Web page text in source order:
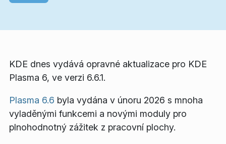
KDE dnes vydává opravné aktualizace pro KDE
Plasma 6, ve verzi 6.6.1.
Plasma 6.6 byla vydána v únoru 2026 s mnoha
vyladěnými funkcemi a novými moduly pro
plnohodnotný zážitek z pracovní plochy.